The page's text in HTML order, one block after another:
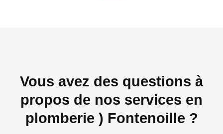
Vous avez des questions à
propos de nos services en
plomberie ) Fontenoille ?